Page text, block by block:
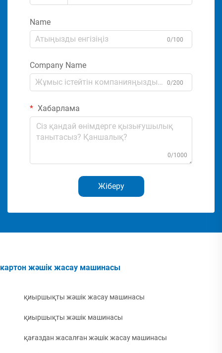
Name
0/100
Company Name
0/200
Хабарлама
0/1000
Жіберу
картон жәшік жасау машинасы
қиыршықты жәшік жасау машинасы
қиыршықты жәшік машинасы
қағаздан жасалған жәшік жасау машинасы